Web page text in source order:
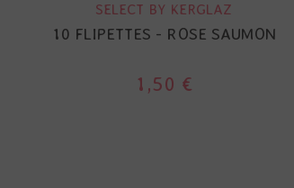
SELECT BY KERGLAZ
10 FLIPETTES - ROSE SAUMON
1,50 €